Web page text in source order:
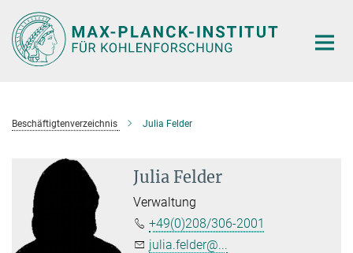
Hauptinhalt
Beschäftigtenverzeichnis Julia Felder
Julia Felder
Verwaltung
+49(0)208/306-2001
julia.felder@...